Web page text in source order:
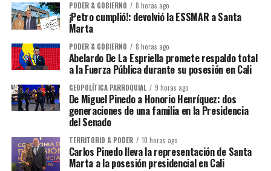
PODER & GOBIERNO 8 horas ago
¡Petro cumplió!: devolvió la ESSMAR a Santa
Marta
PODER & GOBIERNO 8 horas ago
Abelardo De La Espriella promete respaldo total
a la Fuerza Pública durante su posesión en Cali
GEOPOLÍTICA PARROQUIAL 9 horas ago
De Miguel Pinedo a Honorio Henríquez: dos
generaciones de una familia en la Presidencia
del Senado
TERRITORIO & PODER 10 horas ago
Carlos Pinedo lleva la representación de Santa
Marta a la posesión presidencial en Cali